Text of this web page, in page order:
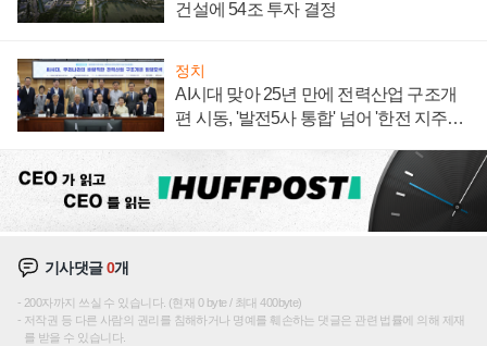
건설에 54조 투자 결정
정치
AI시대 맞아 25년 만에 전력산업 구조개
편 시동, '발전5사 통합' 넘어 '한전 지주사'
기사댓글0개
200자까지 쓰실 수 있습니다. (현재 0 byte / 최대 400byte)
저작권 등 다른 사람의 권리를 침해하거나 명예를 훼손하는 댓글은 관련 법률에 의해 제재
를 받을 수 있습니다.